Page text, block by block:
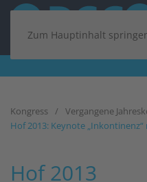
Zum Hauptinhalt
Kongress Vergangene
Hof 2013: Keynote
Hof 2013